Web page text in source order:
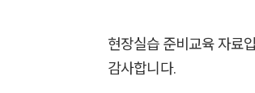
현장실습 준비교육 자료
감사합니다.